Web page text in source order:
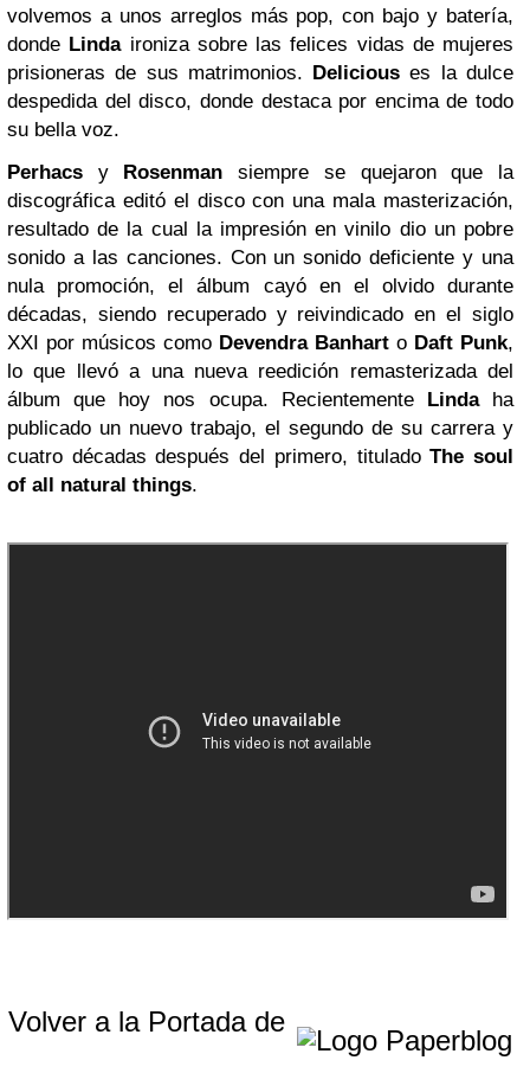
volvemos a unos arreglos más pop, con bajo y batería,
donde Linda ironiza sobre las felices vidas de mujeres
prisioneras de sus matrimonios. Deliciouses la dulce
despedida del disco, donde destaca por encima de todo
su bella voz.
Perhacs y Rosenmansiempre se quejaron que la
discográfica editó el disco con una mala masterización,
resultado de la cual la impresión en vinilo dio un pobre
sonido a las canciones. Con un sonido deficiente y una
nula promoción, el álbum cayó en el olvido durante
décadas, siendo recuperado y reivindicado en el siglo
XXI por músicos como Devendra Banhart o Daft Punk,
lo que llevó a una nueva reedición remasterizada del
álbum que hoy nos ocupa. Recientemente Linda ha
publicado un nuevo trabajo, el segundo de su carrera y
cuatro décadas después del primero, tituladoThe soul
of all natural things.
Volver a la Portada de